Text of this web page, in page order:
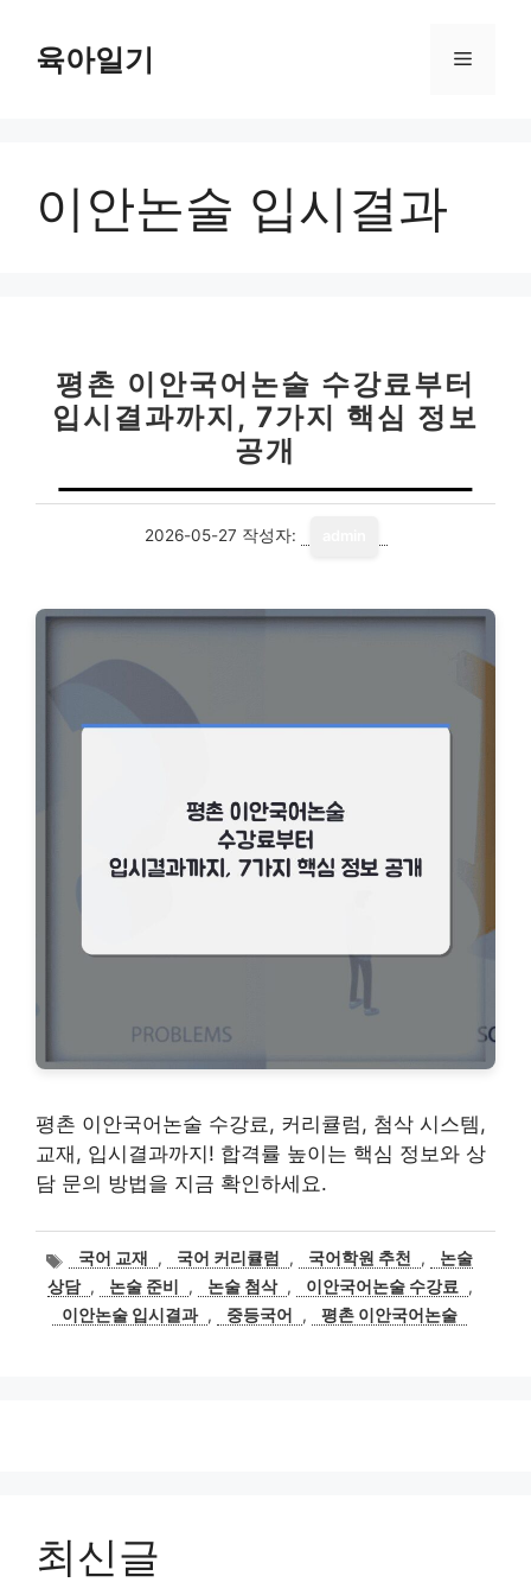
육아일기 메
이안논술 입시결과
평촌 이안국어논술 수강료부터
입시결과까지, 7가지 핵심 정보
공개
2026-05-27 작성자:
평촌 이안국어논술 수강료, 커리큘럼, 첨삭 시스템,
교재, 입시결과까지! 합격률 높이는 핵심 정보와 상
담 문의 방법을 지금 확인하세요.
태
그
국어 교재 , 국어 커리큘럼 , 국어학원 추천 ,
논술
상담 , 논술 준비 , 논술 첨삭 , 이안국어논술 수강료
,
이안논술 입시결과 , 중등국어 , 평촌 이안국어논술
최신글